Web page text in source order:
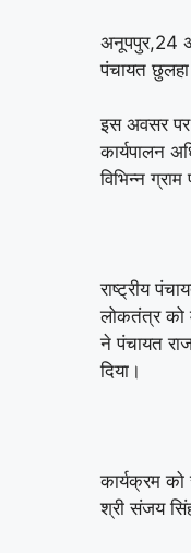
अनूपपुर,24
पंचायत
इस अवसर पर
कार्यपालन
विभिन्न
राष्ट्रीय
लोकतंत्र को
ने पंचायत
दिया।
कार्यक्रम
श्री संजय सिंह